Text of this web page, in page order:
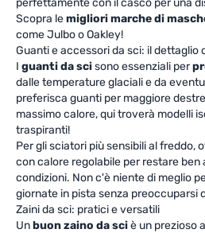
perfettamente con il casco per una
Scopra lemigliori marche di
come Julbo o Oakley!
Guanti e accessori da sci: il dettaglio
I guanti da scisono essenziali per
dalle temperature glaciali e da
preferisca guanti per maggiore
massimo calore, qui troverà modelli
traspiranti!
Per gli sciatori più sensibili al freddo,
con calore regolabile per restare ben
condizioni. Non c'è niente di meglio
giornate in pista senza preoccuparsi
Zaini da sci: pratici e versatili
Unbuon zaino da sciè un prezioso